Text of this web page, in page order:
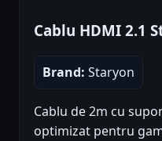
Cablu HDMI 2.1
Brand: Staryon
Cablu de 2m cu
optimizat pentru